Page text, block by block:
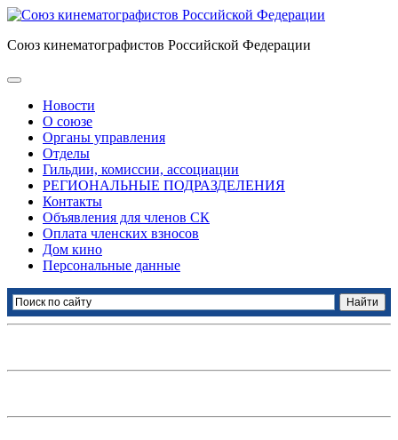
Союз кинематографистов Российской Федерации
Новости
О союзе
Органы управления
Отделы
Гильдии, комиссии, ассоциации
РЕГИОНАЛЬНЫЕ ПОДРАЗДЕЛЕНИЯ
Контакты
Объявления для членов СК
Оплата членских взносов
Дом кино
Персональные данные